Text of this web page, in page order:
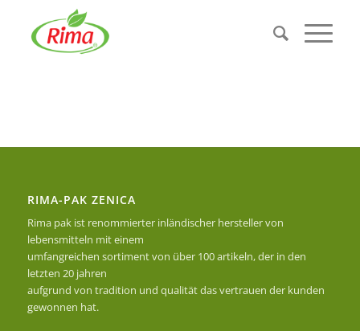
RIMA-PAK ZENICA
Rima pak ist renommierter inländischer hersteller von
lebensmitteln mit einem
umfangreichen sortiment von über 100 artikeln, der in den
letzten 20 jahren
aufgrund von tradition und qualität das vertrauen der kunden
gewonnen hat.